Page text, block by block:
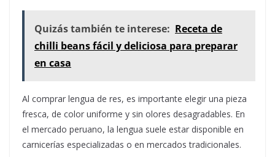
Quizás también te interese: Receta de
chilli beans fácil y deliciosa para preparar
en casa
Al comprar lengua de res, es importante elegir una pieza
fresca, de color uniforme y sin olores desagradables. En
el mercado peruano, la lengua suele estar disponible en
carnicerías especializadas o en mercados tradicionales.